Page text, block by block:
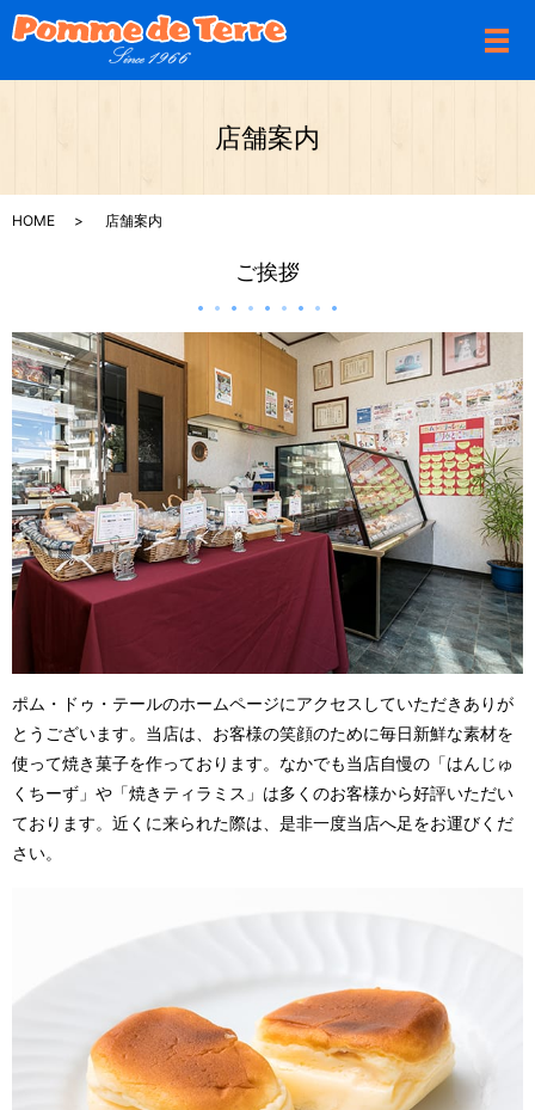
メ
店舗案内
HOME 店舗案内
ご挨拶
ポム・ドゥ・テールのホームページにアクセスしていただきありが
とうございます。当店は、お客様の笑顔のために毎日新鮮な素材を
使って焼き菓子を作っております。なかでも当店自慢の「はんじゅ
くちーず」や「焼きティラミス」は多くのお客様から好評いただい
ております。近くに来られた際は、是非一度当店へ足をお運びくだ
さい。